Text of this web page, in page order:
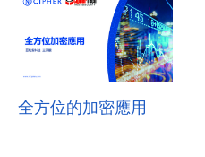
全方位的加密應用